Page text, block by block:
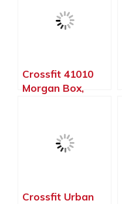
Crossfit 41010
Morgan Box,
Crossfit Urban